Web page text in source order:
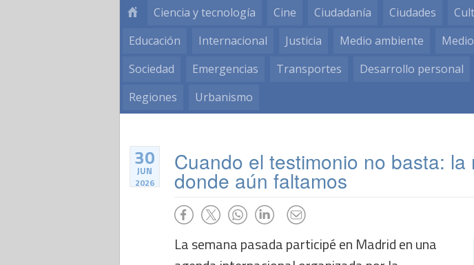
Ciencia y tecnología Cine Ciudadanía Ciudades
Educación
Internacional Justicia Medio ambiente
Sociedad
Emergencias Transportes Desarrollo personal
Regiones
Urbanismo
30
JUN
2026
Cuando el testimonio no basta: la
donde aún faltamos
La semana pasada participé en Madrid en una